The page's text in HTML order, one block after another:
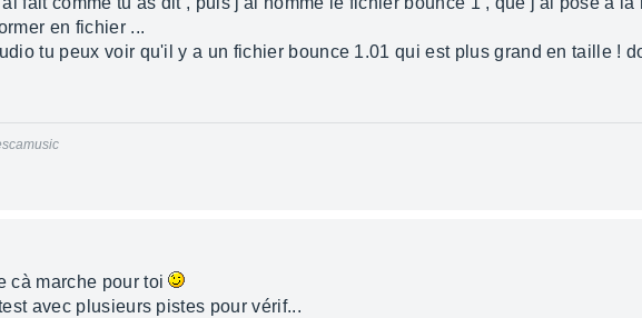
en fichier ...
tu peux voir qu'il y a un fichier bounce 1.01 qui est plus grand en taille !
cà marche pour toi
avec plusieurs pistes pour vérif...